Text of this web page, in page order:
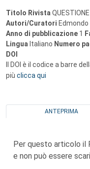
Titolo Rivista
Autori/Curatori
Anno di pubblicazione 1
Lingua Italiano Numero
DOI
Il DOI è il codice a barre
più clicca qui
ANTEPRIMA
Per questo articolo il
e non può essere